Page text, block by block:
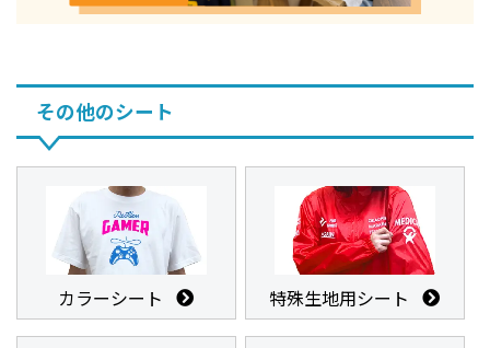
その他のシート
カラーシート 特殊生地用シート